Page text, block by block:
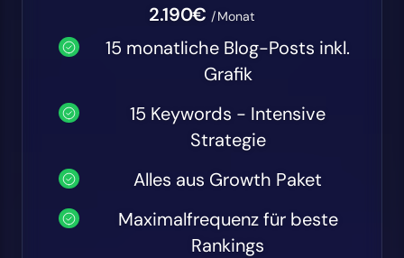
2.190€ /Monat
15 monatliche Blog-Posts inkl.
Grafik
15 Keywords - Intensive
Strategie
Alles aus Growth Paket
Maximalfrequenz für beste
Rankings